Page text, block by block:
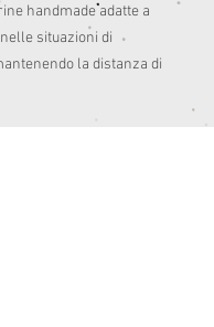
handmade adatte a
situazioni di
la distanza di